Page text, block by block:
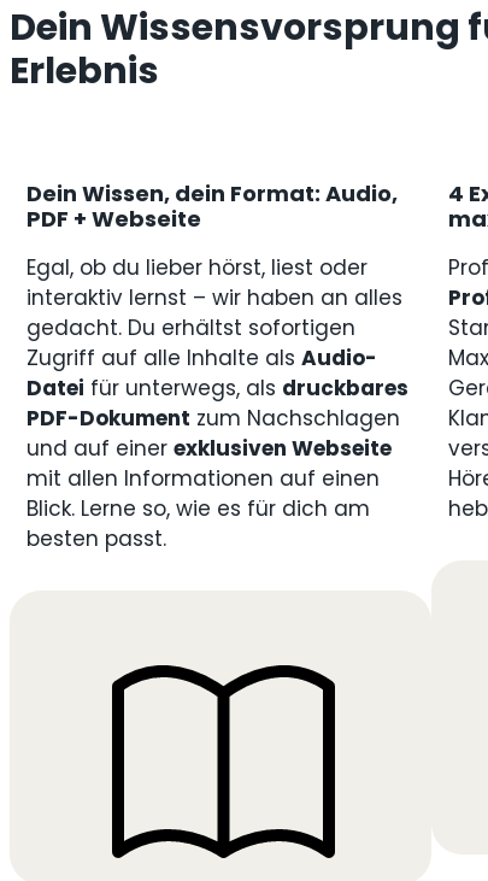
Dein Wissensvorsprung
Erlebnis
Dein Wissen, dein Format: Audio,
PDF + Webseite
Egal, ob du lieber hörst, liest oder
interaktiv lernst – wir haben an alles
gedacht. Du erhältst sofortigen
Zugriff auf alle Inhalte als Audio-
Datei für unterwegs, als druckbares
PDF-Dokument zum Nachschlagen
und auf einer exklusiven Webseite
mit allen Informationen auf einen
Blick. Lerne so, wie es für dich am
besten passt.
4